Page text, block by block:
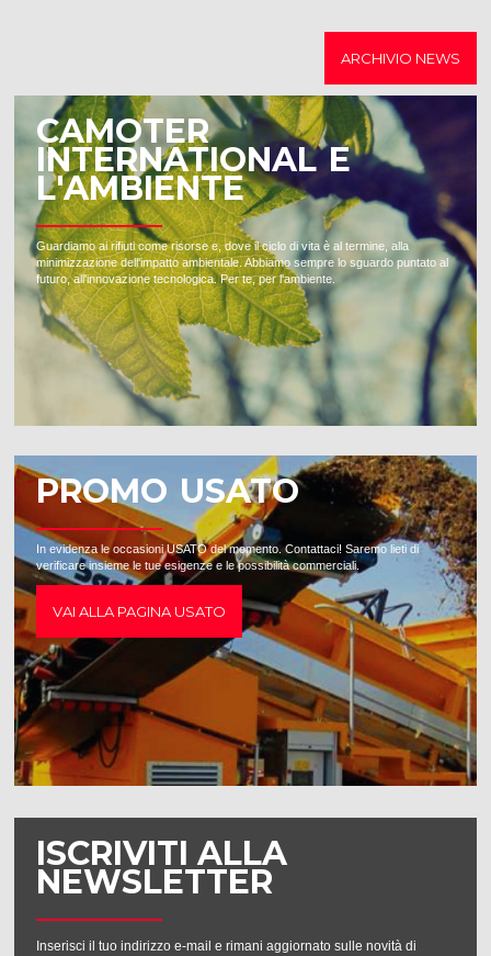
ARCHIVIO NEWS
CAMOTER
INTERNATIONAL E
L'AMBIENTE
Guardiamo ai rifiuti come risorse e, dove il ciclo di vita è al termine, alla
minimizzazione dell'impatto ambientale. Abbiamo sempre lo sguardo puntato al
futuro, all'innovazione tecnologica. Per te, per l'ambiente.
PROMO USATO
In evidenza le occasioni USATO del momento. Contattaci! Saremo lieti di
verificare insieme le tue esigenze e le possibilità commerciali.
VAI ALLA PAGINA USATO
ISCRIVITI ALLA
NEWSLETTER
Inserisci il tuo indirizzo e-mail e rimani aggiornato sulle novità di